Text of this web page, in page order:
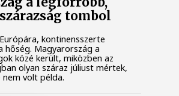
tombol
kontinensszerte
Magyarország a
közé került, miközben az
olyan száraz júliust mértek,
nem volt példa.